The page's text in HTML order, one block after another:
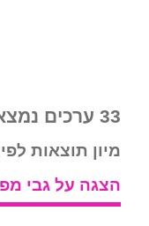
33 ערכים נמצאו בהקשר לנושא:
מיון תוצאות
הצגה על גבי